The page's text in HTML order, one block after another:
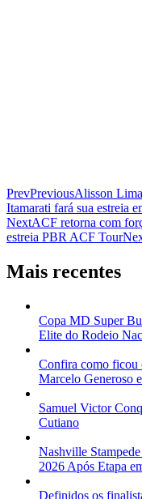
PrevPreviousAlisson
Itamarati fará sua estreia
NextACF retorna com
estreia PBR ACF Tour
Mais recentes
Copa MD Super
Elite do Rodeio
Confira como ficou
Marcelo Generoso
Samuel Victor
Cutiano
Nashville
2026 Após Etapa
Definidos os